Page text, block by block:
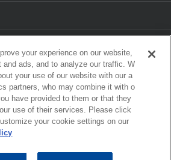
護方針
your experience on our website,
and ads, and to analyze our traffic. W
your use of our website with our a
partners, who may combine it with o
have provided to them or that they
use of their services. Please click
your cookie settings on our